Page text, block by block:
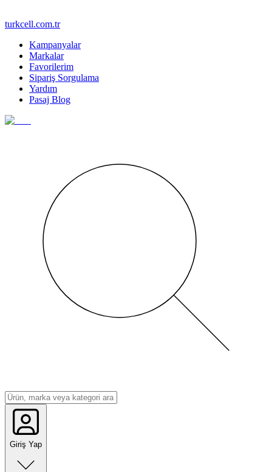
turkcell.com.tr
Kampanyalar
Markalar
Favorilerim
Sipariş Sorgulama
Yardım
Pasaj Blog
Giriş Yap